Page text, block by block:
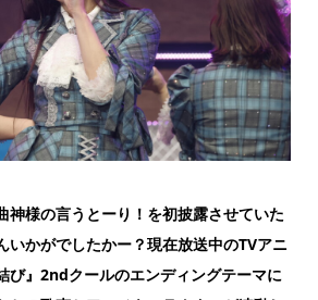
神様の言うとーり！を初披露させていた
いかがでしたかー？現在放送中のTVアニ
び』2ndクールのエンディングテーマに